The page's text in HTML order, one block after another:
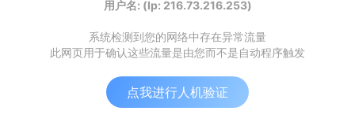
用户名: (Ip: 216.73.216.253)
系统检测到您的网络中存在异常流量
此网页用于确认这些流量是由您而不是自动程序触发
点我进行人机验证